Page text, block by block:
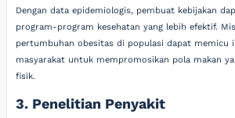
Dengan data epidemiologis, pembuat kebijakan
program-program kesehatan yang lebih efektif.
pertumbuhan obesitas di populasi dapat memicu
masyarakat untuk mempromosikan pola makan
fisik.
3. Penelitian Penyakit